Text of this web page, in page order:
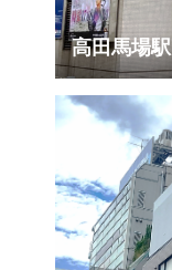
高田馬場駅